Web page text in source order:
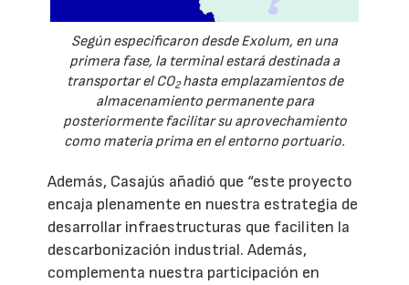
Según especificaron desde Exolum, en una
primera fase, la terminal estará destinada a
transportar el CO2hasta emplazamientos de
almacenamiento permanente para
posteriormente facilitar su aprovechamiento
como materia prima en el entorno portuario.
Además, Casajús añadió que “este proyecto
encaja plenamente en nuestra estrategia de
desarrollar infraestructuras que faciliten la
descarbonización industrial. Además,
complementa nuestra participación en